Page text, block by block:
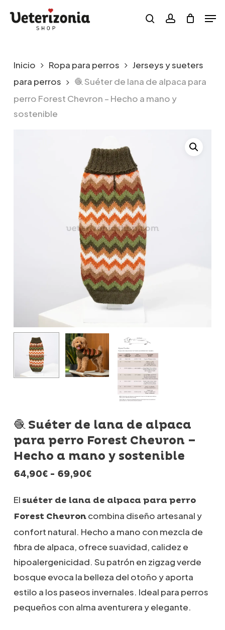
searchaccount
Inicio Ropa para perros
Jerseys y sueters
para perros
🧶 Suéter de lana de alpaca para
perro Forest Chevron – Hecho a mano y
sostenible
🧶 Suéter de lana de alpaca
para perro Forest Chevron –
Hecho a mano y sostenible
64,90€ - 69,90€Rango
precios:
desde
64,90€
hasta
69,90€
El suéter de lana de alpaca para perro
Forest Chevroncombina diseño artesanal y
confort natural. Hecho a mano con mezcla de
fibra de alpaca, ofrece suavidad, calidez e
hipoalergenicidad. Su patrón en zigzag verde
bosque evoca la belleza del otoño y aporta
estilo a los paseos invernales. Ideal para perros
pequeños con alma aventurera y elegante.